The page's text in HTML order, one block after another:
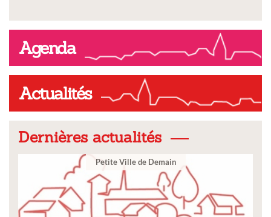
Agenda
Actualités
Dernières actualités